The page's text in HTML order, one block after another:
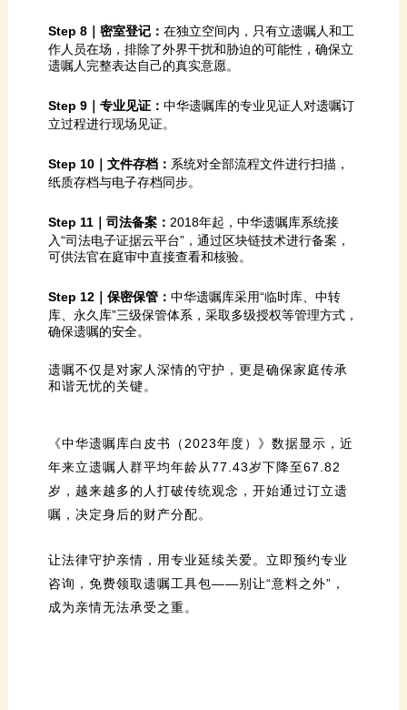
Step 8｜密室登记：
遗嘱人完整表达自己的真实意愿。
Step 9｜专业见证：
立过程进行现场见证。
Step 10｜文件存档：
纸质存档与电子存档同步。
Step 11｜司法备案：
可供法官在庭审中直接查看和核验。
Step 12｜保密保管：
确保遗嘱的安全。
和谐无忧的关键。
嘱，决定身后的财产分配。
成为亲情无法承受之重。